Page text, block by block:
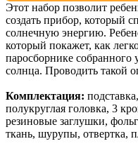
Этот набор позволит
создать прибор, который
солнечную энергию.
который покажет, как
паросборнике собранного
солнца. Проводить такой
Комплектация:
полукруглая головка, 3
резиновые заглушки,
ткань, шурупы, отвертка,